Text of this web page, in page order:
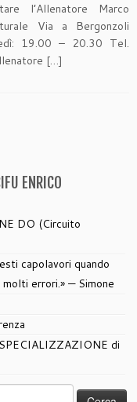
l’Allenatore Marco
Via a Bergonzoli
19.00 – 20.30 Tel.
[…]
ENRICO
DO (Circuito
capolavori quando
errori.» — Simone
di